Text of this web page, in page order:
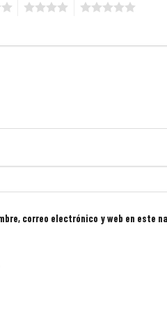
correo electrónico y web en este